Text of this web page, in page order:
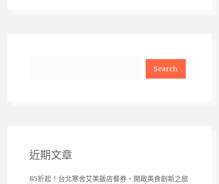
近期文章
85折起！台北寒舍艾美飯店餐券，開啟美食創新之旅